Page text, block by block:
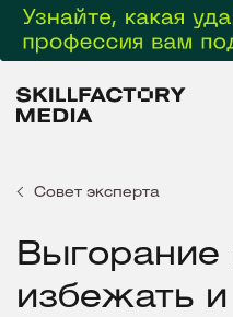
Совет эксперта
Выгорание
избежать и